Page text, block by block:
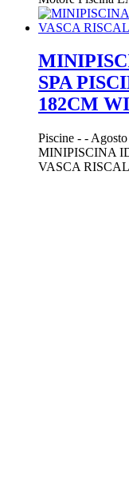
SPA
182CM
Piscine - -
MINIPISCINA
VASCA